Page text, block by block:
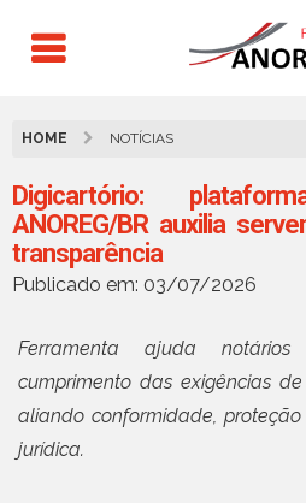
HOME NOTÍCIAS
Digicartório:
ANOREG/BR auxilia
transparência
Publicado em: 03/07/2026
Ferramenta ajuda
cumprimento das exigências
aliando conformidade,
jurídica.